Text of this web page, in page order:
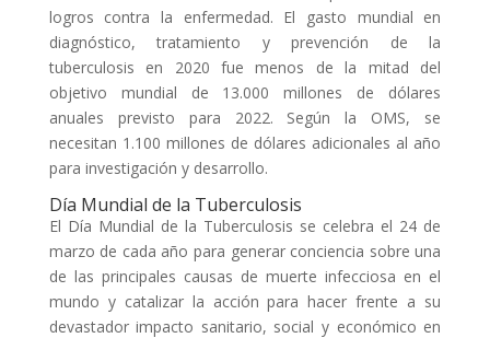
logros contra la enfermedad. El gasto mundial en
diagnóstico, tratamiento y prevención de la
tuberculosis en 2020 fue menos de la mitad del
objetivo mundial de 13.000 millones de dólares
anuales previsto para 2022. Según la OMS, se
necesitan 1.100 millones de dólares adicionales al año
para investigación y desarrollo.
Día Mundial de la Tuberculosis
El Día Mundial de la Tuberculosis se celebra el 24 de
marzo de cada año para generar conciencia sobre una
de las principales causas de muerte infecciosa en el
mundo y catalizar la acción para hacer frente a su
devastador impacto sanitario, social y económico en